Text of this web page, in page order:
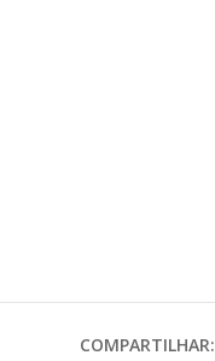
COMPARTILHAR: